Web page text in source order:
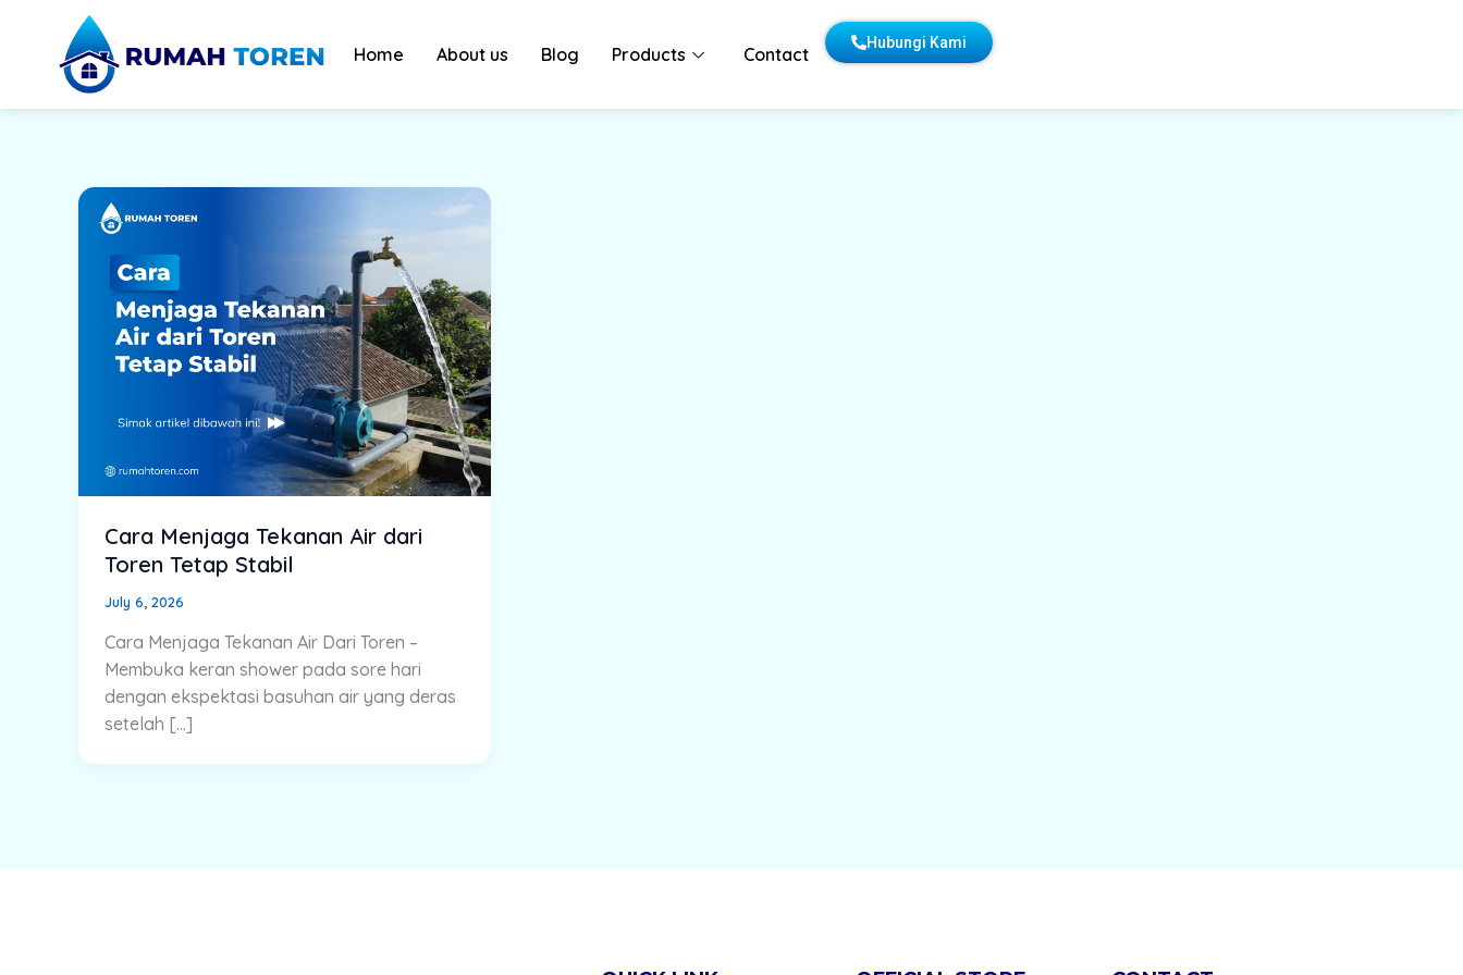
content
Home About us Blog Products Contact
Hubungi Kami
Cara Menjaga Tekanan Air dari
Toren Tetap Stabil
July 6, 2026
Cara Menjaga Tekanan Air Dari Toren –
Membuka keran shower pada sore hari
dengan ekspektasi basuhan air yang deras
setelah […]